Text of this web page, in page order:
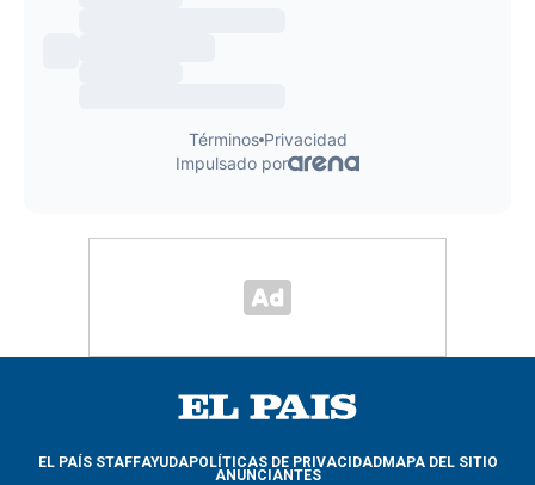
EL PAÍS STAFFAYUDAPOLÍTICAS DE PRIVACIDADMAPA DEL SITIO
ANUNCIANTES